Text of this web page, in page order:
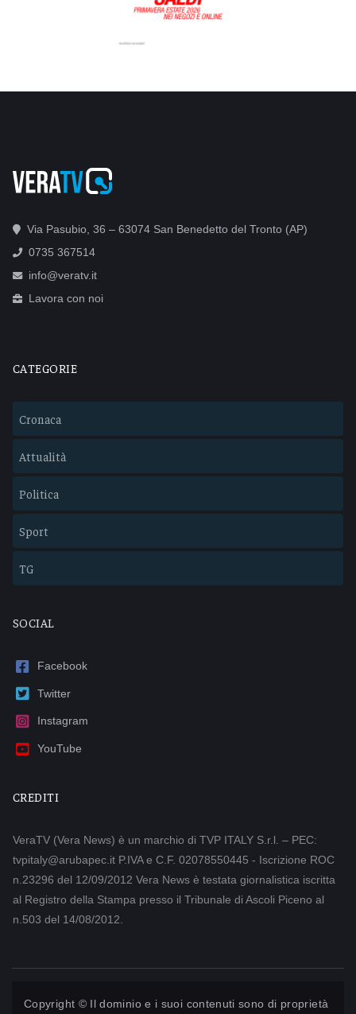
Via Pasubio, 36 – 63074 San Benedetto del Tronto (AP)
0735 367514
info@veratv.it
Lavora con noi
CATEGORIE
Cronaca
Attualità
Politica
Sport
TG
SOCIAL
Facebook
Twitter
Instagram
YouTube
CREDITI
VeraTV (Vera News) è un marchio di TVP ITALY S.r.l. – PEC:
tvpitaly@arubapec.it P.IVA e C.F. 02078550445 - Iscrizione ROC
n.23296 del 12/09/2012 Vera News è testata giornalistica iscritta
al Registro della Stampa presso il Tribunale di Ascoli Piceno al
n.503 del 14/08/2012.
Copyright © Il dominio e i suoi contenuti sono di proprietà